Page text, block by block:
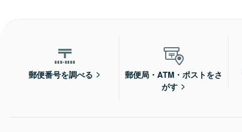
郵便番号を調べる
郵便局・ATM・ポストをさ
がす